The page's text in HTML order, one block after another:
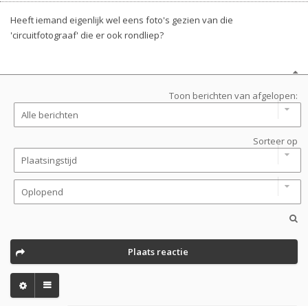
Heeft iemand eigenlijk wel eens foto's gezien van die
'circuitfotograaf' die er ook rondliep?
Toon berichten van afgelopen:
Sorteer op
Plaats reactie